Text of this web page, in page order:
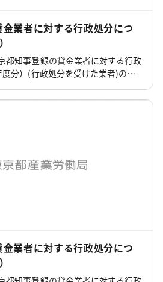
業者に対する行政処分につ
都知事登録の貸金業者に対する行政
分）(行政処分を受けた業者)のペ
業者に対する行政処分につ